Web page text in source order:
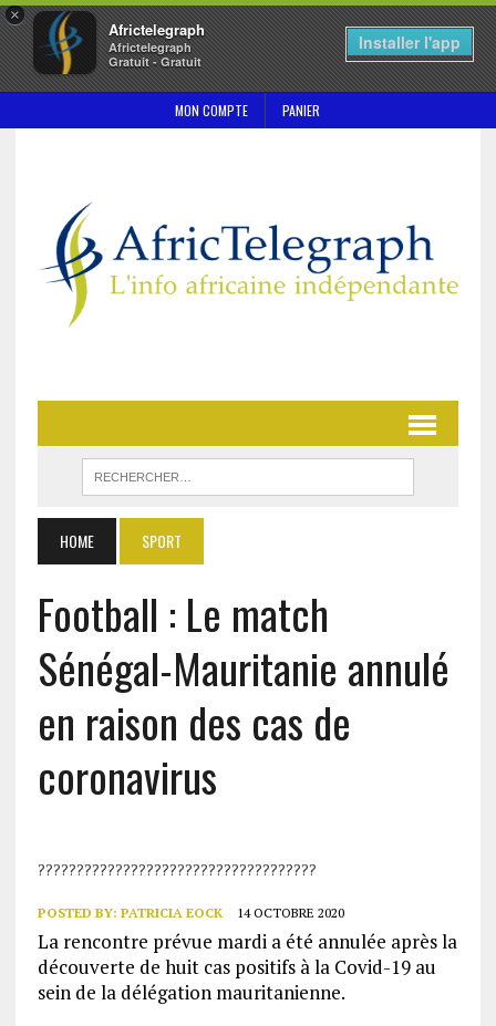
×
Africtelegraph
Africtelegraph
Gratuit - Gratuit
Installer l'app
MON COMPTE PANIER
HOME SPORT
Football : Le match
Sénégal-Mauritanie annulé
en raison des cas de
coronavirus
????????????????????????????????????
POSTED BY: PATRICIA EOCK 14 OCTOBRE 2020
La rencontre prévue mardi a été annulée après la
découverte de huit cas positifs à la Covid-19 au
sein de la délégation mauritanienne.